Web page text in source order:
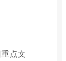
点文